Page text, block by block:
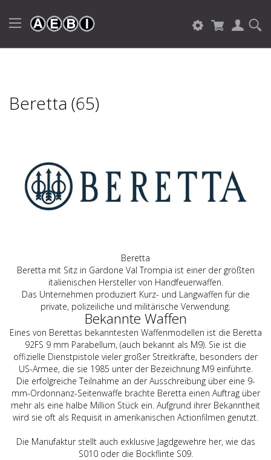
Beretta (65)
Beretta
Beretta mit Sitz in Gardone Val Trompia ist einer der größten
italienischen Hersteller von Handfeuerwaffen.
Das Unternehmen produziert Kurz- und Langwaffen für die
private, polizeiliche und militärische Verwendung.
Bekannte Waffen
Eines von Berettas bekanntesten Waffenmodellen ist die Beretta
92FS 9 mm Parabellum, (auch bekannt als M9). Sie ist die
offizielle Dienstpistole vieler großer Streitkräfte, besonders der
US-Armee, die sie 1985 unter der Bezeichnung M9 einführte.
Die erfolgreiche Teilnahme an der Ausschreibung über eine 9-
mm-Ordonnanz-Seitenwaffe brachte Beretta einen Auftrag über
mehr als eine halbe Million Stück ein. Aufgrund ihrer Bekanntheit
wird sie oft als Requisit in amerikanischen Actionfilmen genutzt.
Die Manufaktur stellt auch exklusive Jagdgewehre her, wie das
S010 oder die Bockflinte S09.